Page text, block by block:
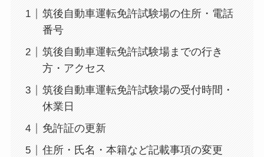
筑後自動車運転免許試験場の住所・電話
番号
筑後自動車運転免許試験場までの行き
方・アクセス
筑後自動車運転免許試験場の受付時間・
休業日
免許証の更新
住所・氏名・本籍など記載事項の変更